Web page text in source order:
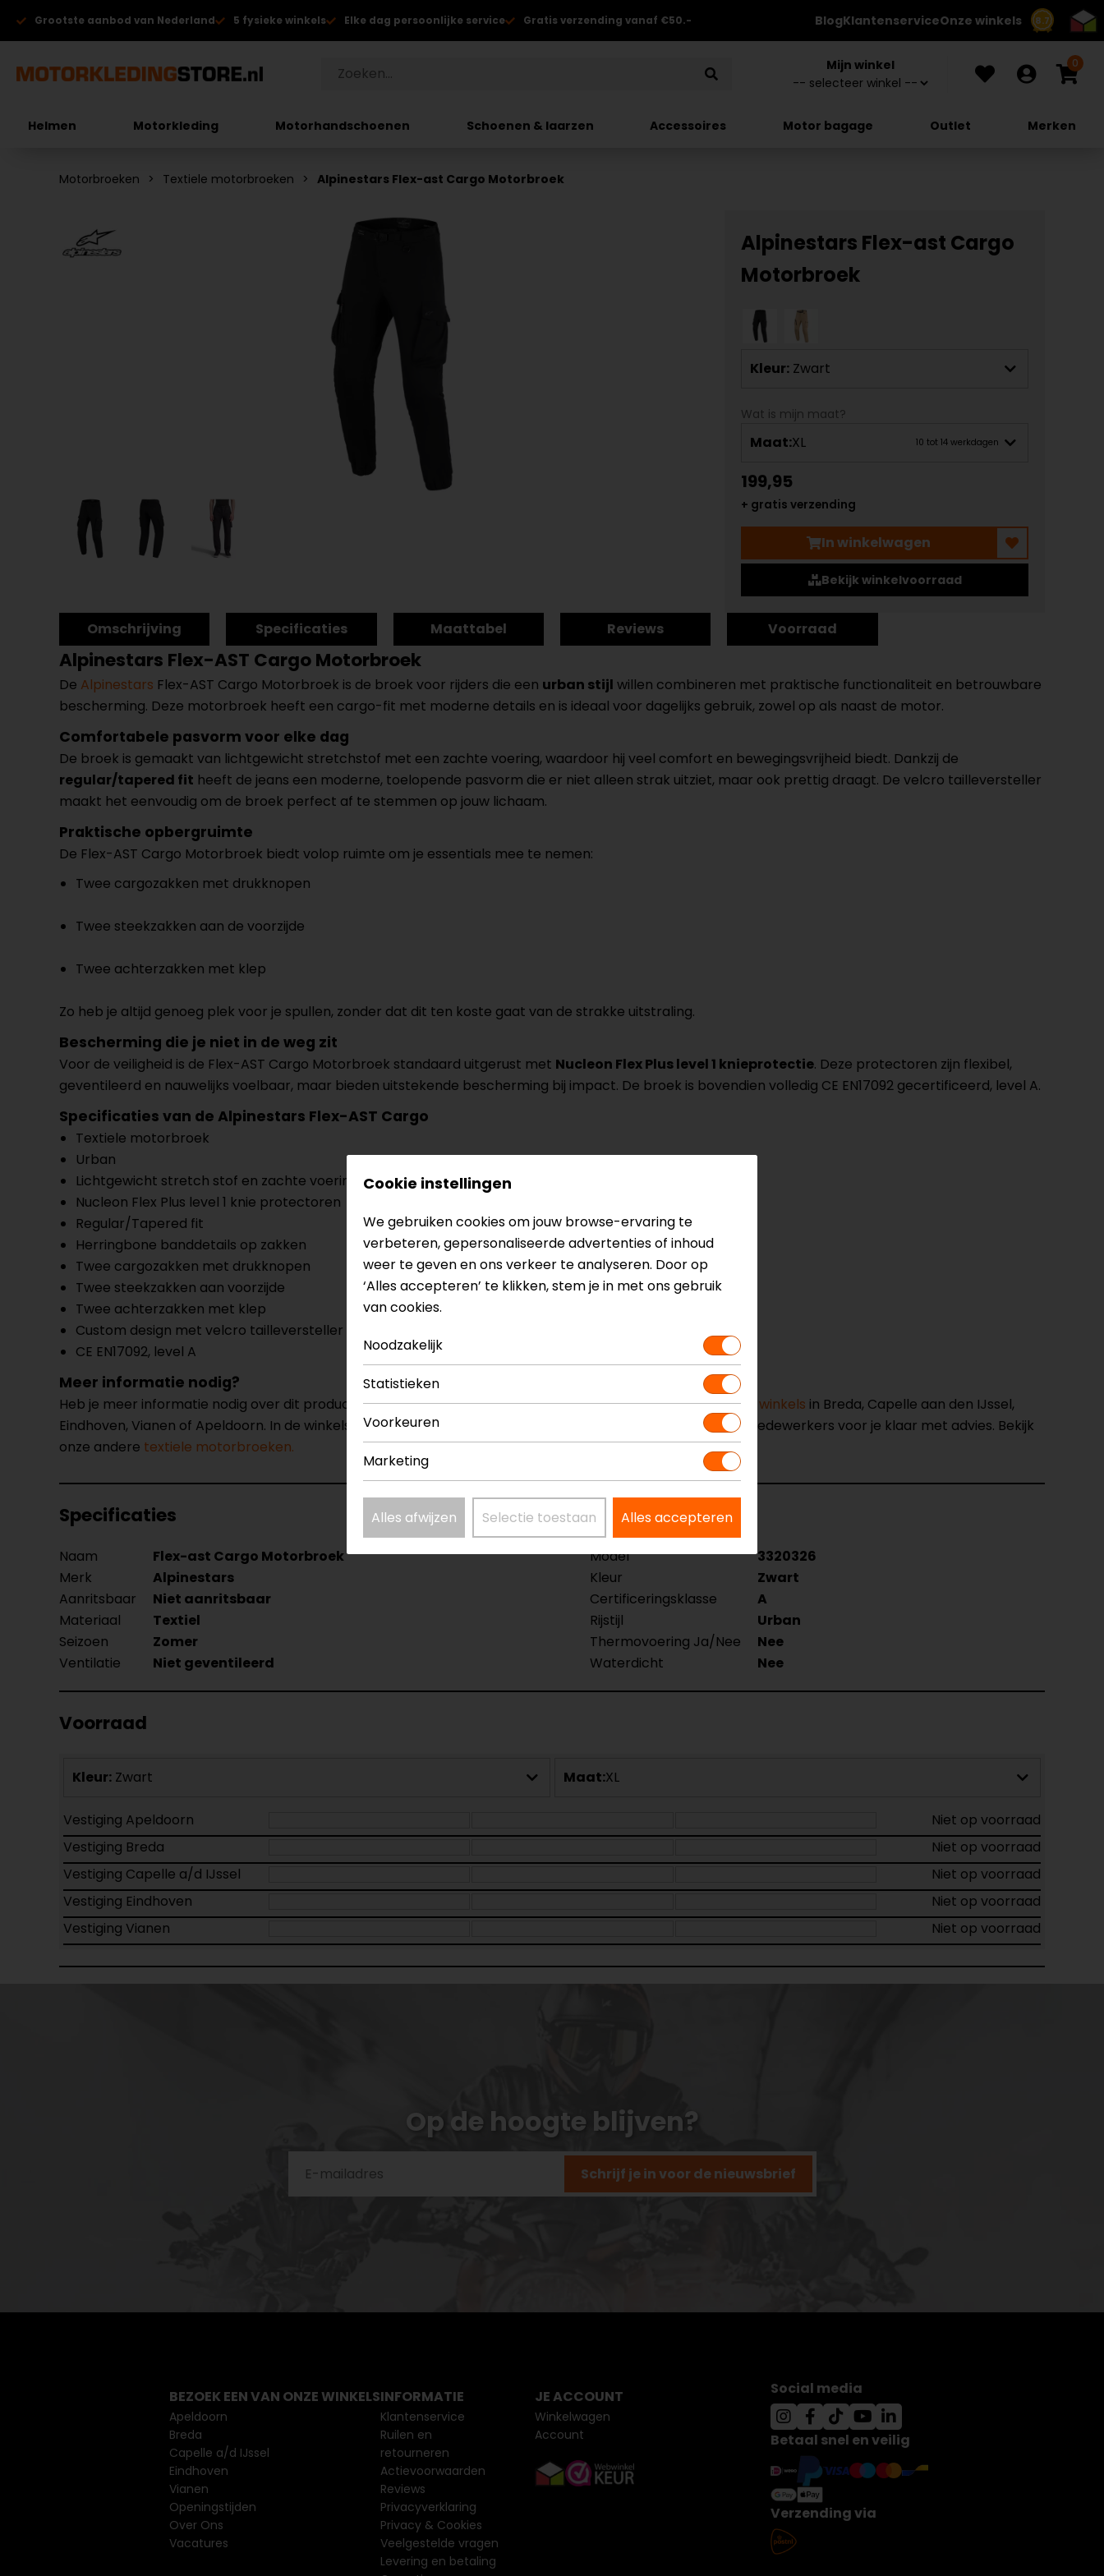
8.7
Grootste aanbod van Nederland 5 fysieke winkels Elke dag persoonlijke service Gratis verzending vanaf €50.- BlogKlantenserviceOnze winkels
Mijn winkel 0
Helmen Motorkleding Motorhandschoenen Schoenen & laarzen Accessoires Motor bagage Outlet Merken
Motorbroeken Textiele motorbroeken Alpinestars Flex-ast Cargo Motorbroek
Alpinestars Flex-ast Cargo
Motorbroek
Kleur: Zwart
Wat is mijn maat?
Maat:XL 10 tot 14 werkdagen
199,95
+ gratis verzending
In winkelwagen
Bekijk winkelvoorraad
Omschrijving Specificaties Maattabel Reviews Voorraad
Alpinestars Flex-AST Cargo Motorbroek
De Alpinestars Flex-AST Cargo Motorbroek is de broek voor rijders die een urban stijl willen combineren met praktische functionaliteit en betrouwbare
bescherming. Deze motorbroek heeft een cargo-fit met moderne details en is ideaal voor dagelijks gebruik, zowel op als naast de motor.
Comfortabele pasvorm voor elke dag
De broek is gemaakt van lichtgewicht stretchstof met een zachte voering, waardoor hij veel comfort en bewegingsvrijheid biedt. Dankzij de
regular/tapered fit heeft de jeans een moderne, toelopende pasvorm die er niet alleen strak uitziet, maar ook prettig draagt. De velcro tailleversteller
maakt het eenvoudig om de broek perfect af te stemmen op jouw lichaam.
Praktische opbergruimte
De Flex-AST Cargo Motorbroek biedt volop ruimte om je essentials mee te nemen:
Twee cargozakken met drukknopen
Twee steekzakken aan de voorzijde
Twee achterzakken met klep
Zo heb je altijd genoeg plek voor je spullen, zonder dat dit ten koste gaat van de strakke uitstraling.
Bescherming die je niet in de weg zit
Voor de veiligheid is de Flex-AST Cargo Motorbroek standaard uitgerust met Nucleon Flex Plus level 1 knieprotectie. Deze protectoren zijn flexibel,
geventileerd en nauwelijks voelbaar, maar bieden uitstekende bescherming bij impact. De broek is bovendien volledig CE EN17092 gecertificeerd, level A.
Specificaties van de Alpinestars Flex-AST Cargo
Textiele motorbroek
Urban
Lichtgewicht stretch stof en zachte voering
Nucleon Flex Plus level 1 knie protectoren
Regular/Tapered fit
Herringbone banddetails op zakken
Twee cargozakken met drukknopen
Twee steekzakken aan voorzijde
Twee achterzakken met klep
Custom design met velcro tailleversteller
CE EN17092, level A
Meer informatie nodig?
Heb je meer informatie nodig over dit product? Neem dancontactmet ons op of kom langs in één vanonze winkels in Breda, Capelle aan den IJssel,
Eindhoven, Vianen of Apeldoorn. In de winkels kun je het product bekijken & passen en staan onze verkoopmedewerkers voor je klaar met advies. Bekijk
onze andere textiele motorbroeken.
Specificaties
Naam Flex-ast Cargo Motorbroek Model
3320326
Merk
Alpinestars Kleur
Zwart
Aanritsbaar
Niet aanritsbaar Certificeringsklasse
A
Materiaal
Textiel Rijstijl
Urban
Seizoen
Zomer Thermovoering Ja/Nee
Nee
Ventilatie
Niet geventileerd Waterdicht Nee
Voorraad
Kleur: Zwart Maat:XL
Vestiging Apeldoorn
Niet op voorraad
Vestiging Breda
Niet op voorraad
Vestiging Capelle a/d IJssel
Niet op voorraad
Vestiging Eindhoven
Niet op voorraad
Vestiging Vianen
Niet op voorraad
Op de hoogte blijven?
Schrijf je in voor de nieuwsbrief
Cookie instellingen
We gebruiken cookies om jouw browse-ervaring te
verbeteren, gepersonaliseerde advertenties of inhoud
weer te geven en ons verkeer te analyseren. Door op
‘Alles accepteren’ te klikken, stem je in met ons gebruik
van cookies.
Noodzakelijk
Statistieken
Voorkeuren
Marketing
Alles afwijzen Selectie toestaan Alles accepteren
BEZOEK EEN VAN ONZE WINKELS
Apeldoorn
Breda
Capelle a/d IJssel
Eindhoven
Vianen
Openingstijden
Over Ons
Vacatures
INFORMATIE
Klantenservice
Ruilen en
retourneren
Actievoorwaarden
Reviews
Privacyverklaring
Privacy & Cookies
Veelgestelde vragen
Levering en betaling
JE ACCOUNT
Winkelwagen
Account
Social media
Betaal snel en veilig
Verzending via